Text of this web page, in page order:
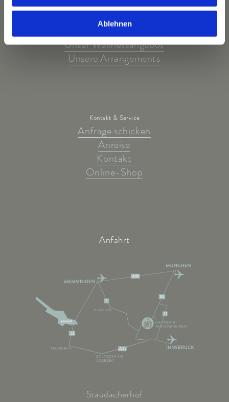
Ablehnen
Unsere Kulinarik
Unser Wellnessangebot
Unsere Arrangements
Kontakt & Service
Anfrage schicken
Anreise
Kontakt
Online-Shop
Anfahrt
A96
95
11
7
A12
13
KEMPTEN
ST. ANTON AM
ARLBERG
FELDKIRCH
GARMISCH-
PARTENKIRCHEN
Staudacherhof